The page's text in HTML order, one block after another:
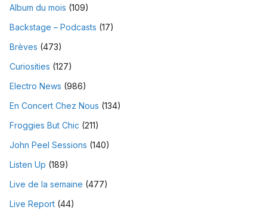
Album du mois (109)
Backstage – Podcasts (17)
Brèves (473)
Curiosities (127)
Electro News (986)
En Concert Chez Nous (134)
Froggies But Chic (211)
John Peel Sessions (140)
Listen Up (189)
Live de la semaine (477)
Live Report (44)